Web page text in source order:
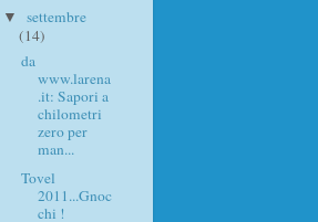
▼ settembre
(14)
da
www.larena
.it: Sapori a
chilometri
zero per
man...
Tovel
2011...Gnoc
chi !